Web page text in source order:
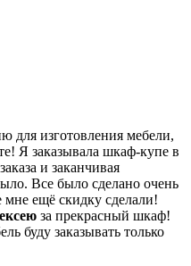
для изготовления мебели,
Я заказывала шкаф-купе в
и заканчивая
Все было сделано очень
ещё скидку сделали!
за прекрасный шкаф!
буду заказывать только